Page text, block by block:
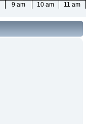
9 am 10 am 11 am